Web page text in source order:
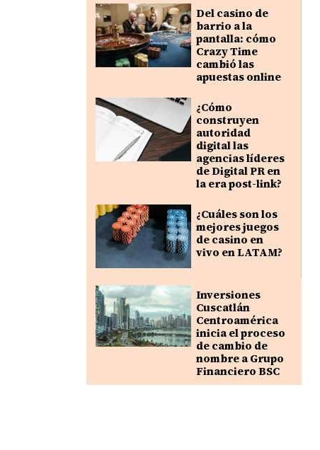
Del casino de
barrio a la
pantalla: cómo
Crazy Time
cambió las
apuestas online
¿Cómo
construyen
autoridad
digital las
agencias líderes
de Digital PR en
la era post-link?
¿Cuáles son los
mejores juegos
de casino en
vivo en LATAM?
Inversiones
Cuscatlán
Centroamérica
inicia el proceso
de cambio de
nombre a Grupo
Financiero BSC